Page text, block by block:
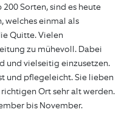
Sorten, sind es heute
welches einmal als
Quitte. Vielen
zu mühevoll. Dabei
und vielseitig einzusetzen.
und pflegeleicht. Sie lieben
Ort sehr alt werden.
bis November.